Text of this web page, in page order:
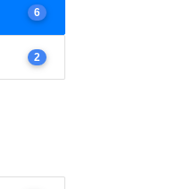
6
2